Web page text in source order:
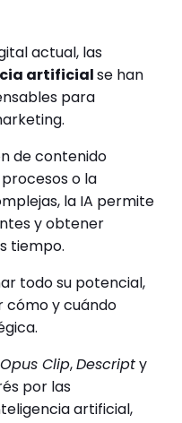
actual, las
artificialse han
para
de contenido
o la
la IA permite
y obtener
tiempo.
todo su potencial,
y cuándo
Opus Clip,Descripty
por las
artificial,